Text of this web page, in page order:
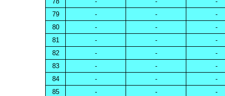
79
- -
-
80
- -
-
81
- -
-
82
- -
-
83
- -
-
84
- -
-
85
- -
-